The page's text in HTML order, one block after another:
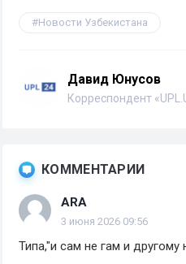
Новости Узбекистана
Давид Юнусов
Корреспондент
КОММЕНТАРИИ
ARA
3 июня 2026 09:56
Типа,"и сам не гам и другому